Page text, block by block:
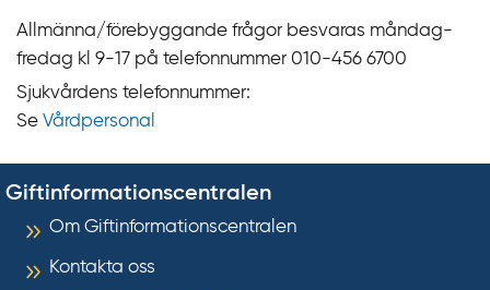
Allmänna/förebyggande frågor besvaras måndag-
fredag kl 9‍‍-17 på telefonnummer 010‍-‍456 6700
Sjukvårdens telefonnummer:
Se Vårdpersonal
Giftinformationscentralen
Om Giftinformationscentralen
Kontakta oss